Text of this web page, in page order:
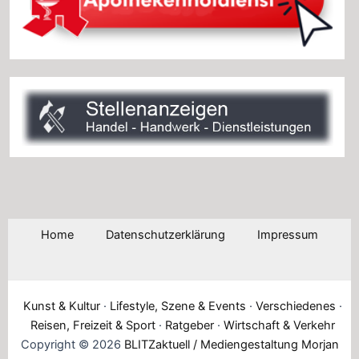
Home Datenschutzerklärung Impressum
Kunst & Kultur · Lifestyle, Szene & Events · Verschiedenes ·
Reisen, Freizeit & Sport · Ratgeber · Wirtschaft & Verkehr
Copyright © 2026 BLITZaktuell / Mediengestaltung Morjan